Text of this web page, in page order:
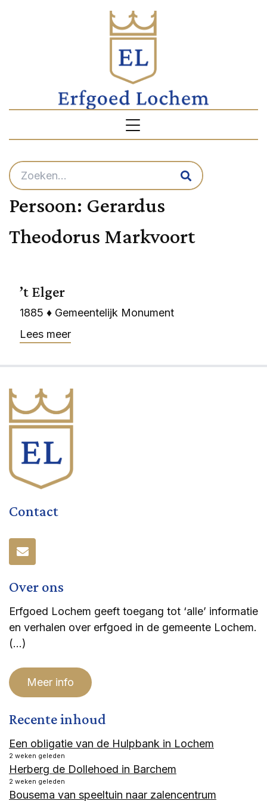
Persoon: Gerardus
Theodorus Markvoort
’t Elger
1885 ♦ Gemeentelijk Monument
Lees meer
Contact
Over ons
Erfgoed Lochem geeft toegang tot ‘alle’ informatie
en verhalen over erfgoed in de gemeente Lochem.
(…)
Meer info
Recente inhoud
Een obligatie van de Hulpbank in Lochem
2 weken geleden
Herberg de Dollehoed in Barchem
2 weken geleden
Bousema van speeltuin naar zalencentrum